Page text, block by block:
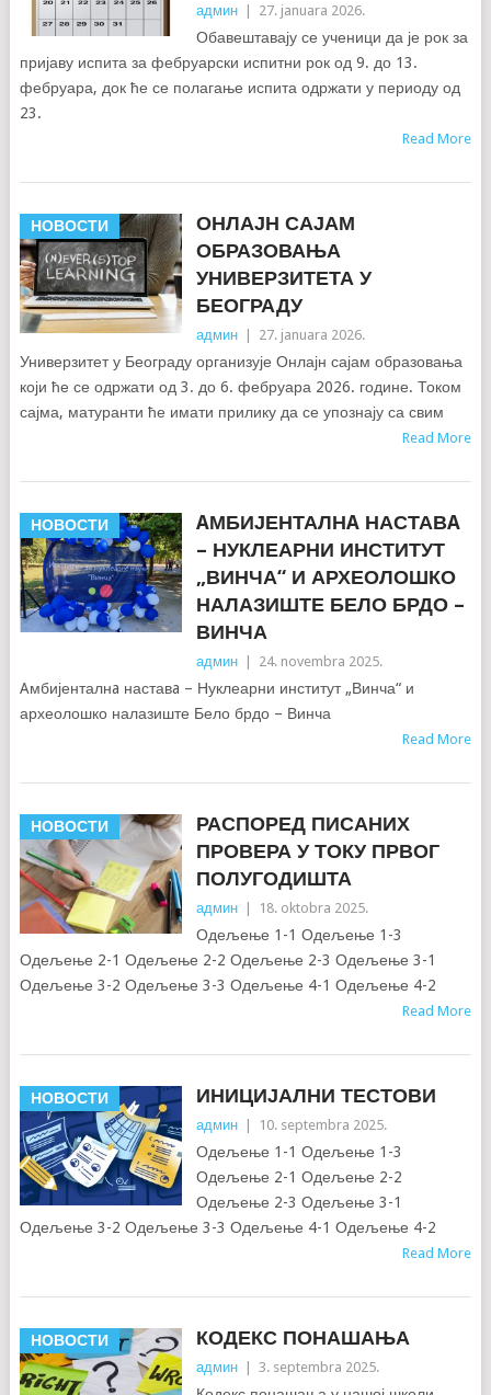
админ | 27. januara 2026.
Обавештавају се ученици да је рок за
пријаву испита за фебруарски испитни рок од 9. до 13.
фебруара, док ће се полагање испита одржати у периоду од
23.
Read More
НОВОСТИ
ОНЛАЈН САЈАМ
ОБРАЗОВАЊА
УНИВЕРЗИТЕТА У
БЕОГРАДУ
админ | 27. januara 2026.
Универзитет у Београду организује Онлајн сајам образовања
који ће се одржати од 3. до 6. фебруара 2026. године. Током
сајма, матуранти ће имати прилику да се упознају са свим
Read More
НОВОСТИ
AМБИЈЕНТАЛНA НАСТАВA
– НУКЛЕАРНИ ИНСТИТУТ
„ВИНЧА“ И АРХЕОЛОШКО
НАЛАЗИШТЕ БЕЛО БРДО –
ВИНЧА
админ | 24. novembra 2025.
Aмбијенталнa наставa – Нуклеарни институт „Винча“ и
археолошко налазиште Бело брдо – Винча
Read More
НОВОСТИ
РАСПОРЕД ПИСАНИХ
ПРОВЕРА У ТОКУ ПРВОГ
ПОЛУГОДИШТА
админ | 18. oktobra 2025.
Одељење 1-1 Одељење 1-3
Одељење 2-1 Одељење 2-2 Одељење 2-3 Одељење 3-1
Одељење 3-2 Одељење 3-3 Одељење 4-1 Одељење 4-2
Read More
НОВОСТИ ИНИЦИЈАЛНИ ТЕСТОВИ
админ | 10. septembra 2025.
Одељење 1-1 Одељење 1-3
Одељење 2-1 Одељење 2-2
Одељење 2-3 Одељење 3-1
Одељење 3-2 Одељење 3-3 Одељење 4-1 Одељење 4-2
Read More
НОВОСТИ КОДЕКС ПОНАШАЊА
админ | 3. septembra 2025.